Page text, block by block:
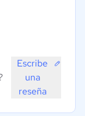
Escribe
una
reseña